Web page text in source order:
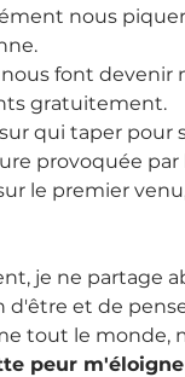
nous
nous font devenir
gratuitement.
qui taper pour
provoquée par
le premier
je ne partage
d'être et de
tout le monde,
peur